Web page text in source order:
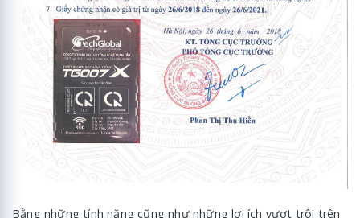
Bằng những tính năng cũng như những lợi ích vượt trội trên